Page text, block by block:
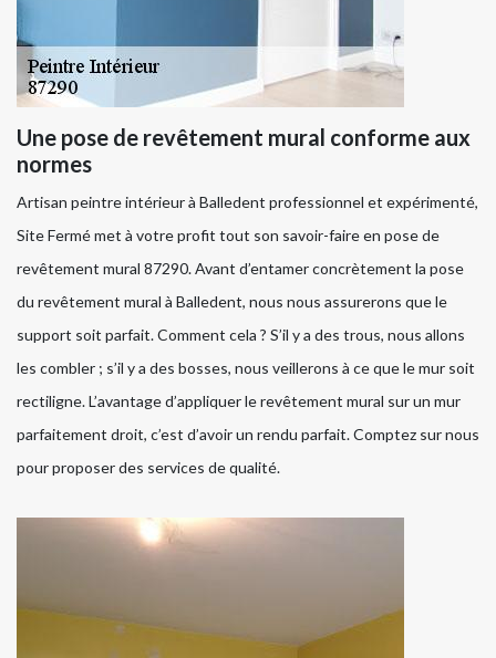
Une pose de revêtement mural conforme aux
normes
Artisan peintre intérieur à Balledent professionnel et expérimenté,
Site Fermé met à votre profit tout son savoir-faire en pose de
revêtement mural 87290. Avant d’entamer concrètement la pose
du revêtement mural à Balledent, nous nous assurerons que le
support soit parfait. Comment cela ? S’il y a des trous, nous allons
les combler ; s’il y a des bosses, nous veillerons à ce que le mur soit
rectiligne. L’avantage d’appliquer le revêtement mural sur un mur
parfaitement droit, c’est d’avoir un rendu parfait. Comptez sur nous
pour proposer des services de qualité.